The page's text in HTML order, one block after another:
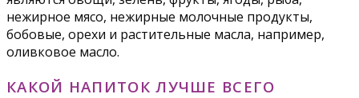
нежирное мясо, нежирные молочные продукты,
бобовые, орехи и растительные масла, например,
оливковое масло.
КАКОЙ НАПИТОК ЛУЧШЕ ВСЕГО